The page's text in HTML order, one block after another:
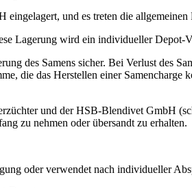
und es treten die
Lagerung wird ein individueller Depot-
des Samens sicher. Bei Verlust des
die das Herstellen einer
und der HSB-Blendivet GmbH
zu nehmen oder übersandt zu erhalten.
oder verwendet nach individueller